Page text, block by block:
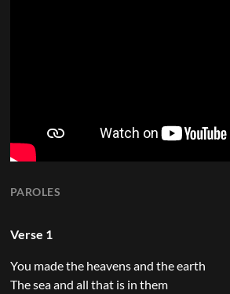
PAROLES
Verse 1
You made the heavens and the earth
The sea and all that is in them